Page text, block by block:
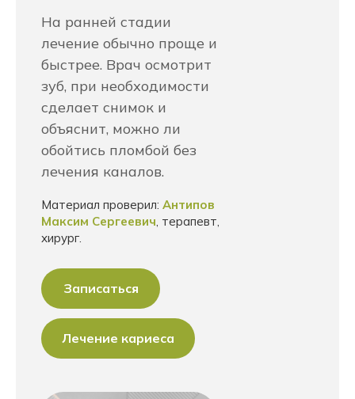
На ранней стадии
лечение обычно проще и
быстрее. Врач осмотрит
зуб, при необходимости
сделает снимок и
объяснит, можно ли
обойтись пломбой без
лечения каналов.
Материал проверил: Антипов
Максим Сергеевич, терапевт,
хирург.
Записаться
Лечение кариеса